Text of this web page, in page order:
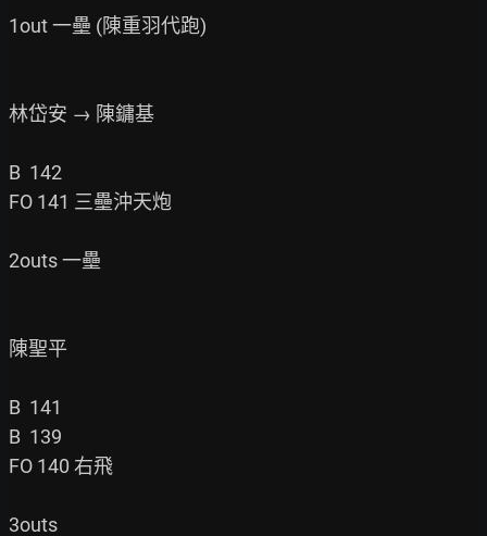
1out 一壘 (陳重羽代跑)
林岱安 → 陳鏞基
B  142
FO 141 三壘沖天炮
2outs 一壘
陳聖平
B  141
B  139
FO 140 右飛
3outs